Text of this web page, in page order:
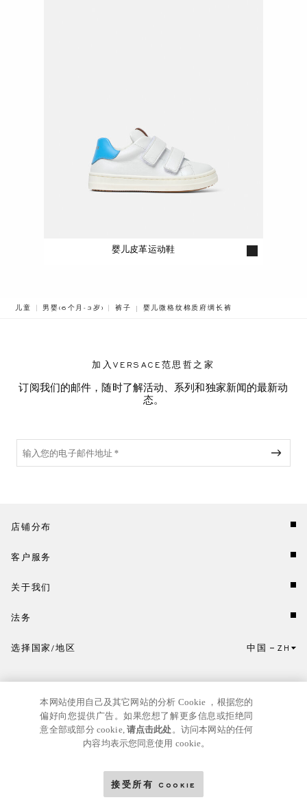
婴儿皮革运动鞋
儿童 男婴(6个月-3岁) 裤子 BREADCRUMB.ADA.LABEL.CURRENT
婴儿微格纹棉质府绸长裤
加入VERSACE范思哲之家
订阅我们的邮件，随时了解活动、系列和独家新闻的最新动
态。
店铺分布
客户服务
关于我们
法务
点击此处选择国家/地区和语言。
选择国家/地区 中国 ZH
本网站使用自己及其它网站的分析 Cookie ，根据您的
偏好向您提供广告。如果您想了解更多信息或拒绝同
意全部或部分 cookie,请点击此处。访问本网站的任何
内容均表示您同意使用 cookie。
接受所有 Cookie